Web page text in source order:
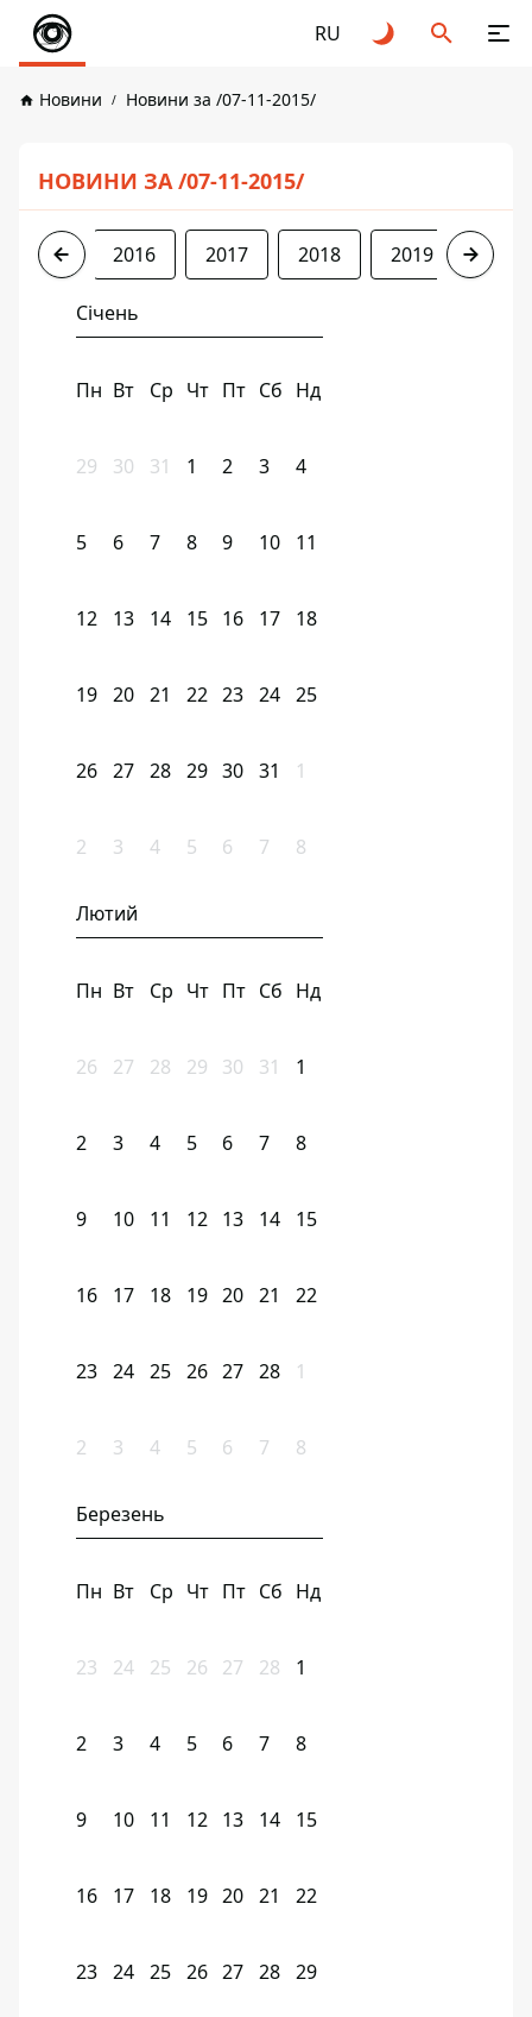
RU
Новини Новини за /07-11-2015/
НОВИНИ ЗА /07-11-2015/
2015 2016 2017 2018 2019 2020
Січень
Пн Вт Ср Чт Пт Сб Нд
29 30 31 1 2 3 4
5 6 7 8 9 10 11
12 13 14 15 16 17 18
19 20 21 22 23 24 25
26 27 28 29 30 31 1
2 3 4 5 6 7 8
Лютий
Пн Вт Ср Чт Пт Сб Нд
26 27 28 29 30 31 1
2 3 4 5 6 7 8
9 10 11 12 13 14 15
16 17 18 19 20 21 22
23 24 25 26 27 28 1
2 3 4 5 6 7 8
Березень
Пн Вт Ср Чт Пт Сб Нд
23 24 25 26 27 28 1
2 3 4 5 6 7 8
9 10 11 12 13 14 15
16 17 18 19 20 21 22
23 24 25 26 27 28 29